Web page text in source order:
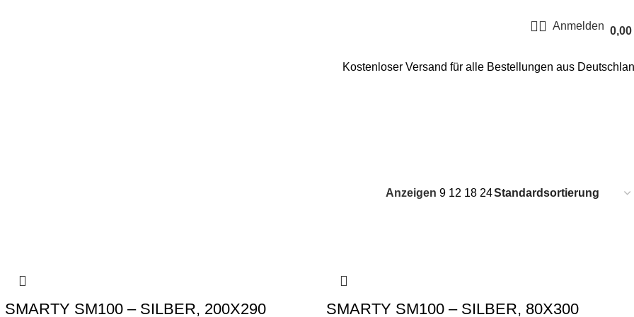
Anmelden 0,00
Kostenloser Versand für alle Bestellungen aus
Anzeigen 9 12 18 24
SMARTY SM100 – SILBER, 200X290 SMARTY SM100 – SILBER, 80X300